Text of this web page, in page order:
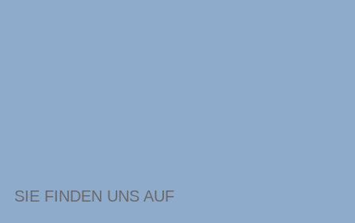
SIE FINDEN UNS AUF